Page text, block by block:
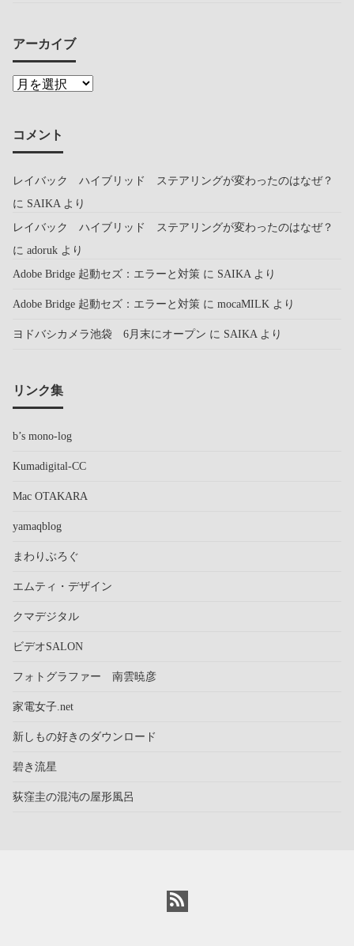
アーカイブ
コメント
レイバック ハイブリッド ステアリングが変わったのはなぜ？
に SAIKA より
レイバック ハイブリッド ステアリングが変わったのはなぜ？
に adoruk より
Adobe Bridge 起動セズ：エラーと対策 に SAIKA より
Adobe Bridge 起動セズ：エラーと対策 に mocaMILK より
ヨドバシカメラ池袋 6月末にオープン に SAIKA より
リンク集
b’s mono-log
Kumadigital-CC
Mac OTAKARA
yamaqblog
まわりぶろぐ
エムティ・デザイン
クマデジタル
ビデオSALON
フォトグラファー 南雲暁彦
家電女子.net
新しもの好きのダウンロード
碧き流星
荻窪圭の混沌の屋形風呂